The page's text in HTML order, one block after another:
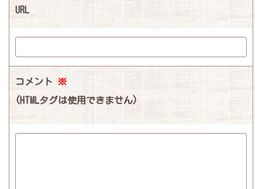
URL
コメント※
(HTMLタグは使用できません)